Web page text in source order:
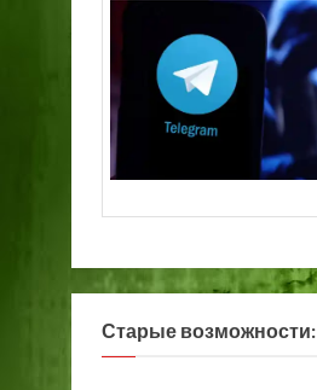
Старые возможности: